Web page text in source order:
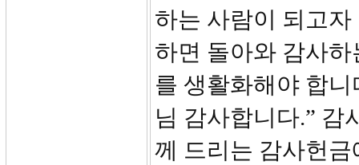
하는 사람이 되고
하면 돌아와 감사
를 생활화해야 합
님 감사합니다.” 감
께 드리는 감사헌